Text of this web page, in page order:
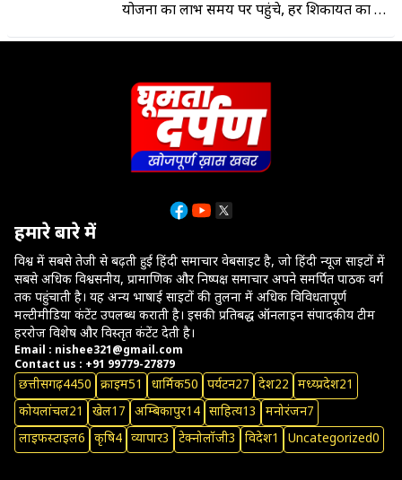
योजना का लाभ समय पर पहुंचे, हर शिकायत का हो
त्वरित समाधान
हमारे बारे में
विश्व में सबसे तेजी से बढ़ती हुई हिंदी समाचार वेबसाइट है, जो हिंदी न्यूज साइटों में
सबसे अधिक विश्वसनीय, प्रामाणिक और निष्पक्ष समाचार अपने समर्पित पाठक वर्ग
तक पहुंचाती है। यह अन्य भाषाई साइटों की तुलना में अधिक विविधतापूर्ण
मल्टीमीडिया कंटेंट उपलब्ध कराती है। इसकी प्रतिबद्ध ऑनलाइन संपादकीय टीम
हररोज विशेष और विस्तृत कंटेंट देती है।
Email : nishee321@gmail.com
Contact us : +91 99779-27879
छत्तीसगढ़4450 क्राइम51 धार्मिक50 पर्यटन27 देश22 मध्य्प्रदेश21
कोयलांचल21 खेल17 अम्बिकापुर14 साहित्य13 मनोरंजन7
लाइफस्टाइल6 कृषि4 व्यापार3 टेक्नोलॉजी3 विदेश1 Uncategorized0